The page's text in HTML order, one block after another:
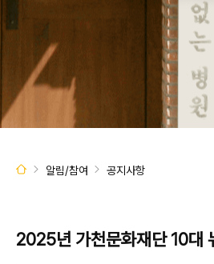
알림/참여 공지사항
2025년 가천문화재단 10대